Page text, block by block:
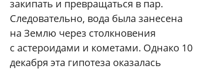
закипать и превращаться в пар.
Следовательно, вода была занесена
на Землю через столкновения
с астероидами и кометами. Однако 10
декабря эта гипотеза оказалась